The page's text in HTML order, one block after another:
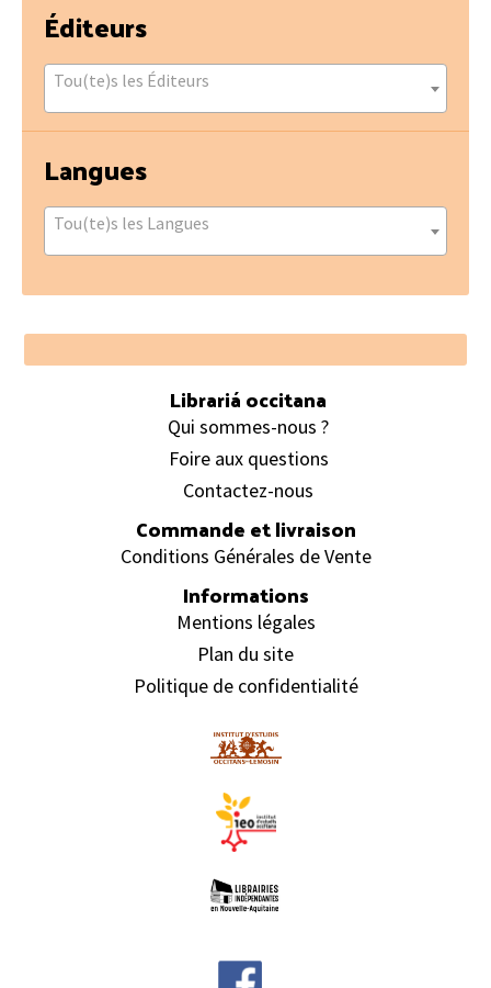
Éditeurs
Tou(te)s les Éditeurs
Langues
Tou(te)s les Langues
Footer
Librariá occitana
Qui sommes-nous ?
Foire aux questions
Contactez-nous
Commande et livraison
Conditions Générales de Vente
Informations
Mentions légales
Plan du site
Politique de confidentialité